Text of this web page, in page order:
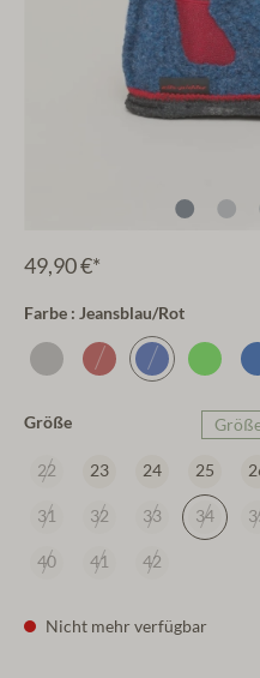
49,90 €*
Farbe : Jeansblau/Rot
Größe
22 23 24 25
31 32 33 34
40 41 42
Nicht mehr verfügbar